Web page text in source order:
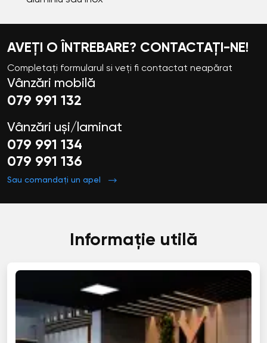
AVEȚI O ÎNTREBARE? CONTACTAȚI-NE!
Completați formularul si veți fi contactat neapărat
Vânzări mobilă
079 991 132
Vânzări uși/laminat
079 991 134
079 991 136
Sau comandați un apel
Informație utilă